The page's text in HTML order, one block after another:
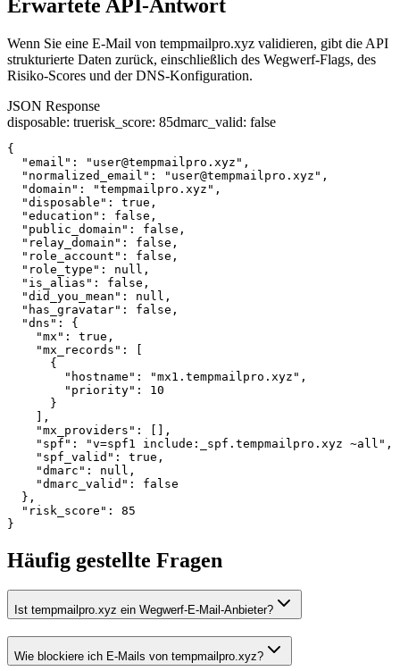
Erwartete API-Antwort
Wenn Sie eine E-Mail von tempmailpro.xyz validieren, gibt die API
strukturierte Daten zurück, einschließlich des Wegwerf-Flags, des
Risiko-Scores und der DNS-Konfiguration.
JSON Response
disposable: truerisk_score: 85dmarc_valid: false
{
  "email": "user@tempmailpro.xyz",
  "normalized_email": "user@tempmailpro.xyz",
  "domain": "tempmailpro.xyz",
  "disposable": true,
  "education": false,
  "public_domain": false,
  "relay_domain": false,
  "role_account": false,
  "role_type": null,
  "is_alias": false,
  "did_you_mean": null,
  "has_gravatar": false,
  "dns": {
    "mx": true,
    "mx_records": [
      {
        "hostname": "mx1.tempmailpro.xyz",
        "priority": 10
      }
    ],
    "mx_providers": [],
    "spf": "v=spf1 include:_spf.tempmailpro.xyz ~all",
    "spf_valid": true,
    "dmarc": null,
    "dmarc_valid": false
  },
  "risk_score": 85
}
Häufig gestellte Fragen
Ist tempmailpro.xyz ein Wegwerf-E-Mail-Anbieter?
Wie blockiere ich E-Mails von tempmailpro.xyz?